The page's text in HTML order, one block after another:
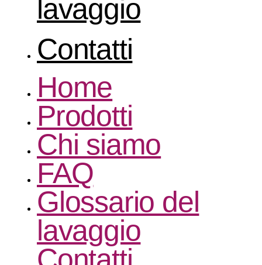
lavaggio
Contatti
Home
Prodotti
Chi siamo
FAQ
Glossario del
lavaggio